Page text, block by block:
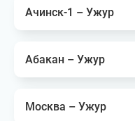
Ачинск-1 – Ужур
Абакан – Ужур
Москва – Ужур